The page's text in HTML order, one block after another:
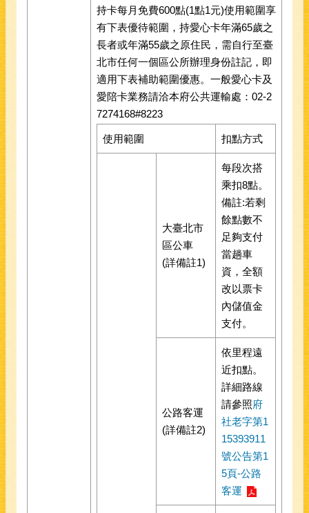
持卡每月免費600點(1點1元)使用範圍享
有下表優待範圍，持愛心卡年滿65歲之
長者或年滿55歲之原住民，需自行至臺
北市任何一個區公所辦理身份註記，即
適用下表補助範圍優惠。一般愛心卡及
愛陪卡業務請洽本府公共運輸處：02-2
7274168#8223
使用範圍 扣點方式
大臺北市
區公車
(詳備註1)
每段次搭
乘扣8點。
備註:若剩
餘點數不
足夠支付
當趟車
資，全額
改以票卡
內儲值金
支付。
公路客運
(詳備註2)
依里程遠
近扣點。
詳細路線
請參照府
社老字第1
15393911
號公告第1
5頁-公路
客運